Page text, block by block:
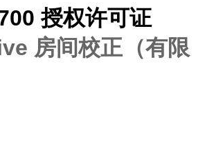
授权许可证
房间校正（有限